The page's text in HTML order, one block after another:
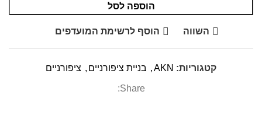
הוספה לסל
השווה הוסף לרשימת המועדפים
קטגוריות: AKN
, בניית ציפורניים , ציפורניים
Share: